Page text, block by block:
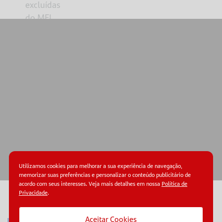
excluídas
do MEI
as
mudanças
e
fortaleça
o seu
privacidade.
Utilizamos cookies para melhorar a sua experiência de navegação,
memorizar suas preferências e personalizar o conteúdo publicitário de
acordo com seus interesses. Veja mais detalhes em nossa Política de
Privacidade.
Aceitar Cookies